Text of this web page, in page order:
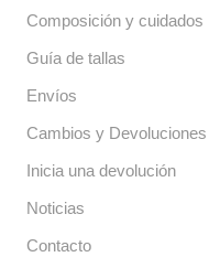
Composición y cuidados
Guía de tallas
Envíos
Cambios y Devoluciones
Inicia una devolución
Noticias
Contacto